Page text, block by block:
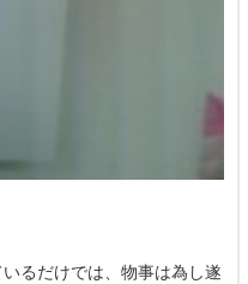
るだけでは、物事は為し遂